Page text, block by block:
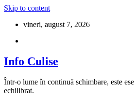
Skip to content
vineri, august 7, 2026
Info Culise
Într-o lume în continuă schimbare, este
echilibrat.